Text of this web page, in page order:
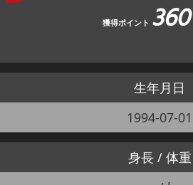
獲得ポイント 360
生年月日
1994-07-01
身長 / 体重